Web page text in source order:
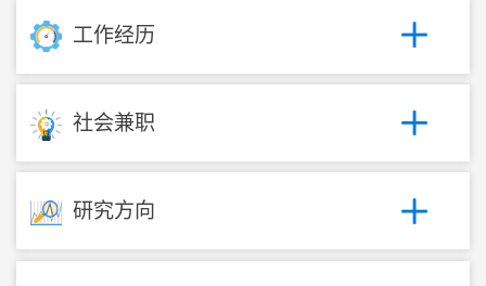
工作经历
社会兼职
研究方向